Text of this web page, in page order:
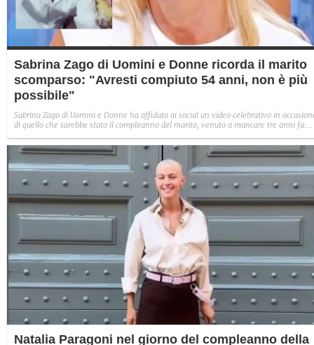
Sabrina Zago di Uomini e Donne ricorda il marito
scomparso: "Avresti compiuto 54 anni, non è più
possibile"
Sabrina Zago di Uomini e Donne ha affidato ai social un video celebrativo in
di quello che sarebbe stato il compleanno del marito, venuto a mancare tre anni fa:
Natalia Paragoni nel giorno del compleanno della